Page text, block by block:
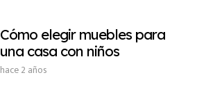
Cómo elegir muebles para
una casa con niños
hace 2 años